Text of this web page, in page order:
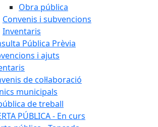
Obra pública
Convenis i subvencions
Inventaris
Pública Prèvia
i ajuts
de col·laboració
municipals
de treball
PÚBLICA - En curs